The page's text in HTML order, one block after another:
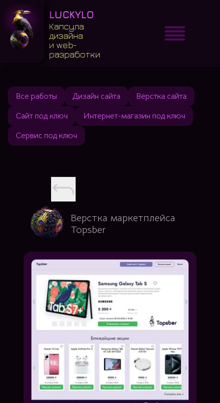
LUCKYLO
Капсула
дизайна
и web-
разработки
Все работы Дизайн сайта
Вёрстка сайта
Сайт под ключ
Интернет-магазин под ключ
Сервис под ключ
Верстка маркетплейса
Topsber